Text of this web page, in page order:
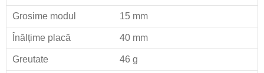
Grosime modul 15 mm
Înălțime placă 40 mm
Greutate 46 g